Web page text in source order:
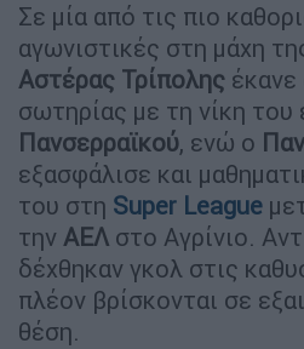
Σε μία από τις πιο
αγωνιστικές στη μάχη
Αστέρας Τρίπολης
σωτηρίας με τη νίκη του
Πανσερραϊκού, ενώ ο
εξασφάλισε και
του στη Super League
την ΑΕΛ στο Αγρίνιο.
δέχθηκαν γκολ στις
πλέον βρίσκονται σε
θέση.